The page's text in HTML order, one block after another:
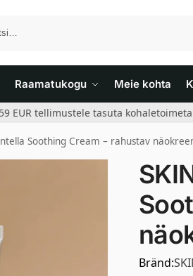
Raamatukogu Meie kohta
EUR tellimustele tasuta
Soothing Cream – rahustav
Bränd: